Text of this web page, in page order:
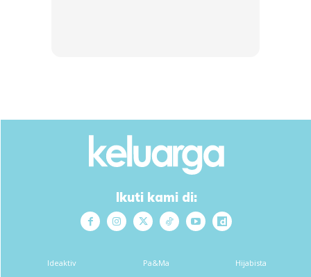
Ads
2) Dalam usus ada enzim penawar histamin. Enzim ni proses
Ikuti kami di:
Ideaktiv Pa&Ma Hijabista